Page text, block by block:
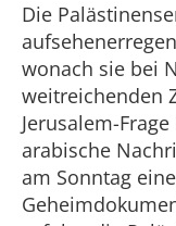
Die
wonach sie bei
weitreichenden
Jerusalem-
arabische
am Sonntag